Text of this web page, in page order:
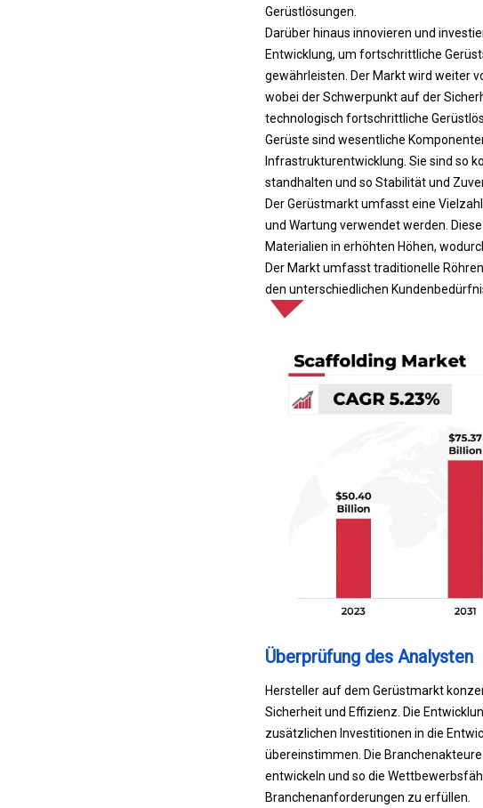
Gerüstlösungen.
Darüber hinaus innovieren und
Entwicklung, um fortschrittliche
gewährleisten. Der Markt wird weiter
wobei der Schwerpunkt auf der
technologisch fortschrittliche
Gerüste sind wesentliche
Infrastrukturentwicklung. Sie sind so
standhalten und so Stabilität und
Der Gerüstmarkt umfasst eine
und Wartung verwendet werden.
Materialien in erhöhten Höhen,
Der Markt umfasst traditionelle
den unterschiedlichen
Überprüfung des Analysten
Hersteller auf dem Gerüstmarkt
Sicherheit und Effizienz. Die
zusätzlichen Investitionen in die
übereinstimmen. Die
entwickeln und so die
Branchenanforderungen zu erfüllen.